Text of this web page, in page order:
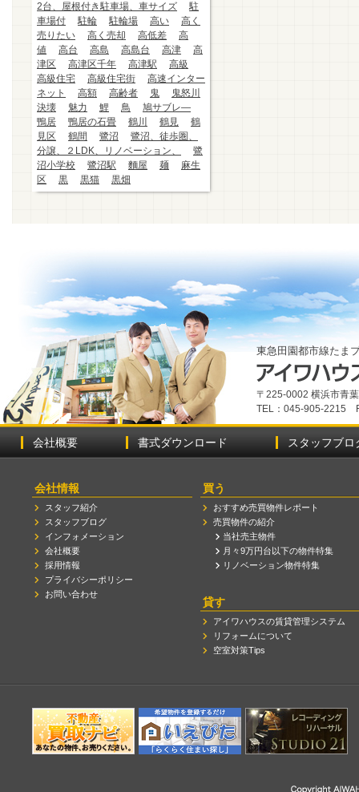
2台、屋根付き駐車場、車サイズ
駐
車場付
駐輪 駐輪場 高い
高く
売りたい
高く売却 高低差
高
値
高台 高島 高島台 高津
高
津区
高津区千年 高津駅
高級
高級住宅
高級住宅街
高速インター
ネット
高額 高齢者 鬼
鬼怒川
決壊
魅力 鯉 鳥
鳩サブレ―
鴨居
鴨居の石畳 鶴川 鶴見
鶴
見区
鶴間 鷺沼
鷺沼、徒歩圏、
分譲、２LDK、リノベーション、
鷺
沼小学校
鷺沼駅 麵屋 麺
麻生
区
黒 黒猫 黒畑
東急田園都市線たま
〒225-0002 横浜市青
TEL：045-905-2215
会社概要 書式ダウンロード スタッフブロ
会社情報
スタッフ紹介
スタッフブログ
インフォメーション
会社概要
採用情報
プライバシーポリシー
お問い合わせ
買う
おすすめ売買物件レポート
売買物件の紹介
当社売主物件
月々9万円台以下の物件特集
リノベーション物件特集
貸す
アイワハウスの賃貸管理システム
リフォームについて
空室対策Tips